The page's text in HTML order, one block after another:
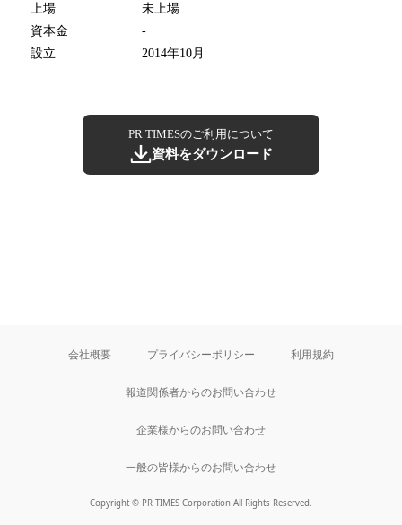
上場
未上場
資本金
-
設立
2014年10月
PR TIMESのご利用について
資料をダウンロード
会社概要 プライバシーポリシー 利用規約
報道関係者からのお問い合わせ
企業様からのお問い合わせ
一般の皆様からのお問い合わせ
Copyright © PR TIMES Corporation All Rights Reserved.